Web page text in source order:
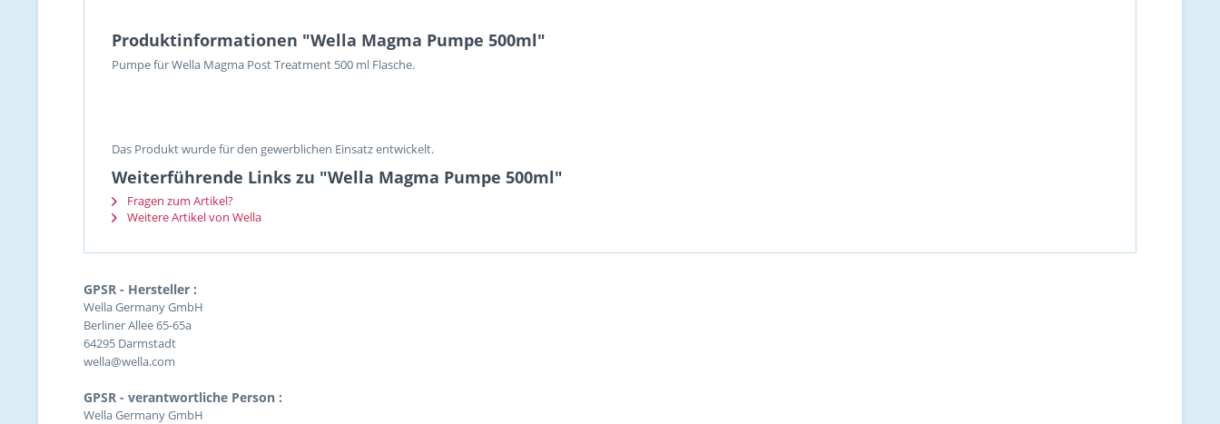
Produktinformationen "Wella Magma Pumpe 500ml"
Pumpe für Wella Magma Post Treatment 500 ml Flasche.
Das Produkt wurde für den gewerblichen Einsatz entwickelt.
Weiterführende Links zu "Wella Magma Pumpe 500ml"
Fragen zum Artikel?
Weitere Artikel von Wella
GPSR - Hersteller :
Wella Germany GmbH
Berliner Allee 65-65a
64295 Darmstadt
wella@wella.com
GPSR - verantwortliche Person :
Wella Germany GmbH